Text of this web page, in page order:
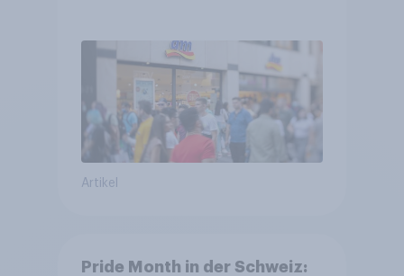
Artikel
Pride Month in der Schweiz: